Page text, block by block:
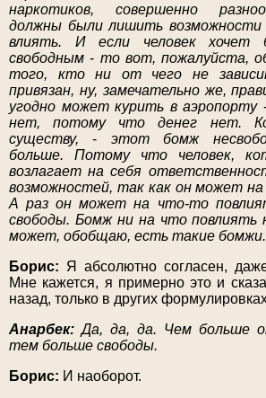
наркотиков, совершенно
должны были лишить
влиять. И если человек хочет
свободным- то вот, пожалуйста,
того, кто ни от чего не
привязан, ну, замечательно же,
угодно может курить в аэропорту
нет, потому что денег нет.
существу,- этот бомж
больше. Потому что человек,
возлагает на себя
возможностей, так как он может
А раз он может на что-то
свободы. Бомж ни на что
может, обобщаю, есть такие
Борис: Я абсолютно согласен,
Мне кажется, я примерно это и
назад, только в других
Анарбек:Да, да, да. Чем больше
тем больше свободы.
Борис: И наоборот.